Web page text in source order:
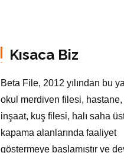
Kısaca Biz
Beta File, 2012 yılından bu
okul merdiven filesi, hastane,
inşaat, kuş filesi, halı saha
kapama alanlarında faaliyet
göstermeye başlamıştır ve